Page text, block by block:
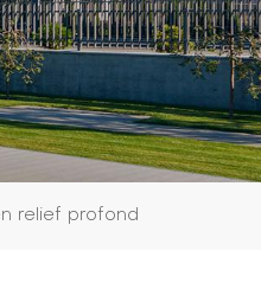
relief profond